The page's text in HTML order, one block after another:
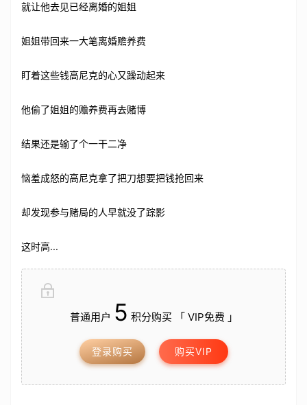
就让他去见已经离婚的姐姐
姐姐带回来一大笔离婚赡养费
盯着这些钱高尼克的心又躁动起来
他偷了姐姐的赡养费再去赌博
结果还是输了个一干二净
恼羞成怒的高尼克拿了把刀想要把钱抢回来
却发现参与赌局的人早就没了踪影
这时高...
普通用户 5 积分购买 「 VIP免费 」
登录购买 购买VIP